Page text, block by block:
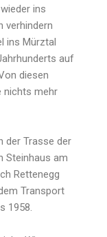
ins
verhindern
ins Mürztal
auf
diesen
nichts mehr
der Trasse der
Steinhaus am
Rettenegg
Transport
1958.